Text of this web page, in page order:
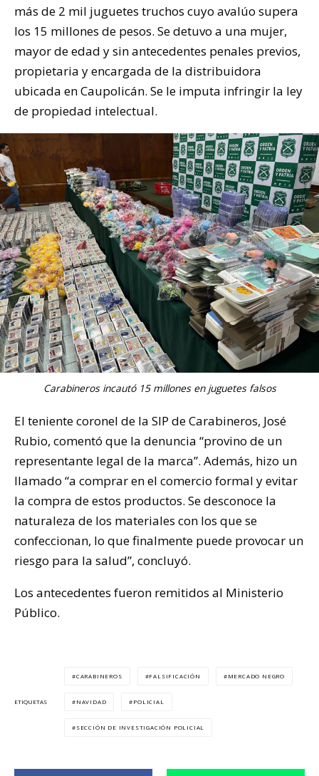
más de 2 mil juguetes truchos cuyo avalúo supera
los 15 millones de pesos. Se detuvo a una mujer,
mayor de edad y sin antecedentes penales previos,
propietaria y encargada de la distribuidora
ubicada en Caupolicán. Se le imputa infringir la ley
de propiedad intelectual.
Carabineros incautó 15 millones en juguetes falsos
El teniente coronel de la SIP de Carabineros, José
Rubio, comentó que la denuncia “provino de un
representante legal de la marca”. Además, hizo un
llamado “a comprar en el comercio formal y evitar
la compra de estos productos. Se desconoce la
naturaleza de los materiales con los que se
confeccionan, lo que finalmente puede provocar un
riesgo para la salud”, concluyó.
Los antecedentes fueron remitidos al Ministerio
Público.
ETIQUETAS
CARABINEROS FALSIFICACIÓN MERCADO NEGRO
NAVIDAD POLICIAL
SECCIÓN DE INVESTIGACIÓN POLICIAL